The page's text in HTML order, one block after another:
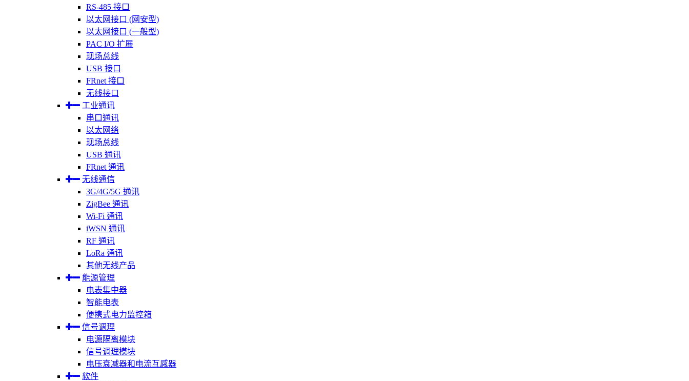
RS-485 接口
以太网接口 (网安型)
以太网接口 (一般型)
PAC I/O 扩展
现场总线
USB 接口
FRnet 接口
无线接口
工业通讯
串口通讯
以太网络
现场总线
USB 通讯
FRnet 通讯
无线通信
3G/4G/5G 通讯
ZigBee 通讯
Wi-Fi 通讯
iWSN 通讯
RF 通讯
LoRa 通讯
其他无线产品
能源管理
电表集中器
智能电表
便携式电力监控箱
信号调理
电源隔离模块
信号调理模块
电压衰减器和电流互感器
软件